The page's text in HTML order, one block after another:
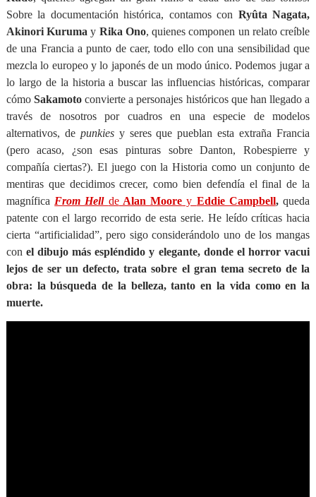
Sobre la documentación histórica, contamos con Ryûta Nagata,
Akinori Kuruma y Rika Ono, quienes componen un relato creíble
de una Francia a punto de caer, todo ello con una sensibilidad que
mezcla lo europeo y lo japonés de un modo único. Podemos jugar a
lo largo de la historia a buscar las influencias históricas, comparar
cómoSakamotoconvierte a personajes históricos que han llegado a
través de nosotros por cuadros en una especie de modelos
alternativos, de punkies y seres que pueblan esta extraña Francia
(pero acaso, ¿son esas pinturas sobre Danton, Robespierre y
compañía ciertas?). El juego con la Historia como un conjunto de
mentiras que decidimos crecer, como bien defendía el final de la
magnífica From Hell deAlan Moore y Eddie Campbell,queda
patente con el largo recorrido de esta serie. He leído críticas hacia
cierta “artificialidad”, pero sigo considerándolo uno de los mangas
conel dibujo más espléndido y elegante, donde el horror vacui
lejos de ser un defecto, trata sobre el gran tema secreto de la
obra: la búsqueda de la belleza, tanto en la vida como en la
muerte.